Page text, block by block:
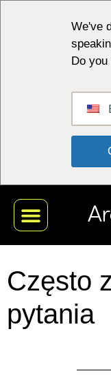
We've
Do you
Często
pytania